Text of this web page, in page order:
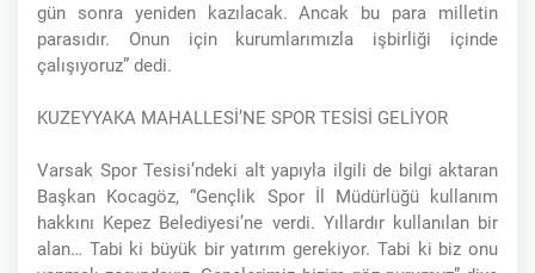
gün sonra yeniden kazılacak. Ancak bu para milletin
parasıdır. Onun için kurumlarımızla işbirliği içinde
çalışıyoruz” dedi.
KUZEYYAKA MAHALLESİ’NE SPOR TESİSİ GELİYOR
Varsak Spor Tesisi’ndeki alt yapıyla ilgili de bilgi aktaran
Başkan Kocagöz, “Gençlik Spor İl Müdürlüğü kullanım
hakkını Kepez Belediyesi’ne verdi. Yıllardır kullanılan bir
alan… Tabi ki büyük bir yatırım gerekiyor. Tabi ki biz onu